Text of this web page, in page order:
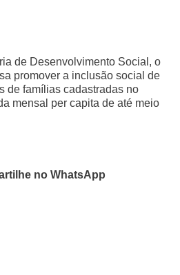
de Desenvolvimento Social, o
promover a inclusão social de
de famílias cadastradas no
mensal per capita de até meio
no WhatsApp